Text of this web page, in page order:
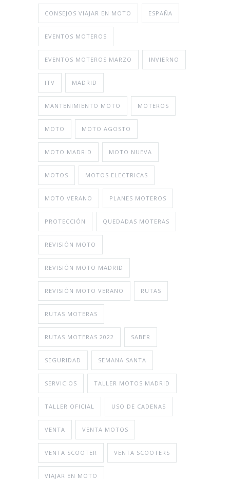
CONSEJOS VIAJAR EN MOTO ESPAÑA
EVENTOS MOTEROS
EVENTOS MOTEROS MARZO INVIERNO
ITV MADRID
MANTENIMIENTO MOTO MOTEROS
MOTO MOTO AGOSTO
MOTO MADRID MOTO NUEVA
MOTOS MOTOS ELECTRICAS
MOTO VERANO PLANES MOTEROS
PROTECCIÓN QUEDADAS MOTERAS
REVISIÓN MOTO
REVISIÓN MOTO MADRID
REVISIÓN MOTO VERANO RUTAS
RUTAS MOTERAS
RUTAS MOTERAS 2022 SABER
SEGURIDAD SEMANA SANTA
SERVICIOS TALLER MOTOS MADRID
TALLER OFICIAL USO DE CADENAS
VENTA VENTA MOTOS
VENTA SCOOTER VENTA SCOOTERS
VIAJAR EN MOTO